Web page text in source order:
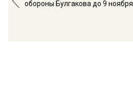
обороны Булгакова до 9 ноября